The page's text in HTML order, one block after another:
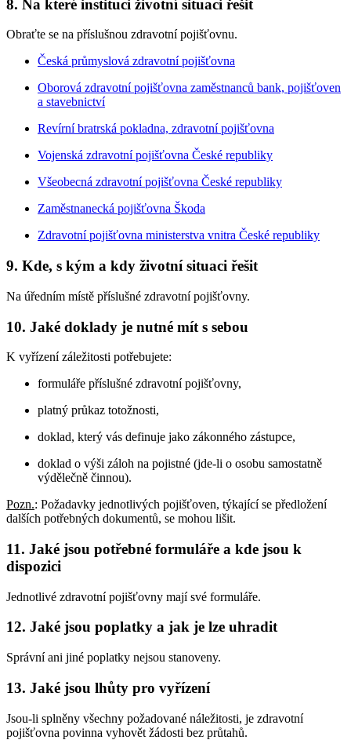
8. Na které instituci životní situaci řešit
Obraťte se na příslušnou zdravotní pojišťovnu.
Česká průmyslová zdravotní pojišťovna
Oborová zdravotní pojišťovna zaměstnanců bank, pojišťoven
a stavebnictví
Revírní bratrská pokladna, zdravotní pojišťovna
Vojenská zdravotní pojišťovna České republiky
Všeobecná zdravotní pojišťovna České republiky
Zaměstnanecká pojišťovna Škoda
Zdravotní pojišťovna ministerstva vnitra České republiky
9. Kde, s kým a kdy životní situaci řešit
Na úředním místě příslušné zdravotní pojišťovny.
10. Jaké doklady je nutné mít s sebou
K vyřízení záležitosti potřebujete:
formuláře příslušné zdravotní pojišťovny,
platný průkaz totožnosti,
doklad, který vás definuje jako zákonného zástupce,
doklad o výši záloh na pojistné (jde-li o osobu samostatně
výdělečně činnou).
Pozn.: Požadavky jednotlivých pojišťoven, týkající se předložení
dalších potřebných dokumentů, se mohou lišit.
11. Jaké jsou potřebné formuláře a kde jsou k
dispozici
Jednotlivé zdravotní pojišťovny mají své formuláře.
12. Jaké jsou poplatky a jak je lze uhradit
Správní ani jiné poplatky nejsou stanoveny.
13. Jaké jsou lhůty pro vyřízení
Jsou-li splněny všechny požadované náležitosti, je zdravotní
pojišťovna povinna vyhovět žádosti bez průtahů.